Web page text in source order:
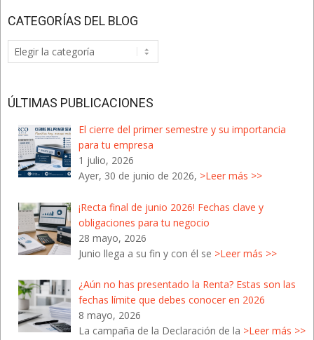
CATEGORÍAS DEL BLOG
Categorías
del
ÚLTIMAS PUBLICACIONES
El cierre del primer semestre y su importancia
para tu empresa
1 julio, 2026
Ayer, 30 de junio de 2026, >Leer más >>
¡Recta final de junio 2026! Fechas clave y
obligaciones para tu negocio
28 mayo, 2026
Junio llega a su fin y con él se >Leer más >>
¿Aún no has presentado la Renta? Estas son las
fechas límite que debes conocer en 2026
8 mayo, 2026
La campaña de la Declaración de la >Leer más >>